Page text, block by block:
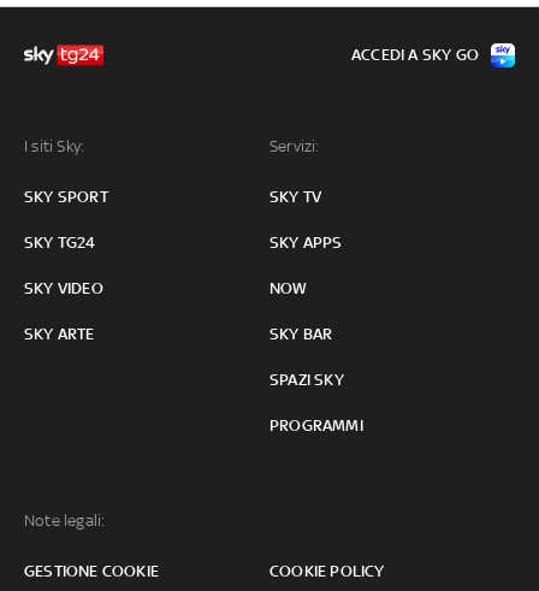
I siti Sky:
SKY SPORT
SKY TG24
SKY VIDEO
SKY ARTE
Servizi:
SKY TV
SKY APPS
NOW
SKY BAR
SPAZI SKY
PROGRAMMI
Note legali:
GESTIONE COOKIE COOKIE POLICY
ACCEDI A SKY GO